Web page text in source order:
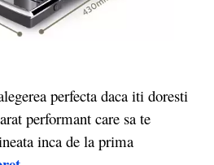
perfecta daca iti doresti
performant care sa te
inca de la prima